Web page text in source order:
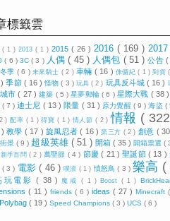
標籤雲
( 1 )2013( 1 )2015( 26 ) 2016( 169 ) 2017
( 6 ) 3C( 3 ) 人偶( 45 ) 人偶包 ( 51 )公告 (
冬季( 6 )未來騎士 ( 2 ) 車輛 ( 16 ) 侏儸紀( 1 )到貨
)季節 ( 16 )怪物( 3 ) 玩具( 2 ) 玩具反斗城( 16 )
城市( 27 ) 建築 ( 5 )星夢郵輪( 6 ) 星際大戰 ( 38
( 7 )迪士尼 ( 13 )限量 ( 31 ) 原力覺醒 ( 9 )海盜 (
) 配率 ( 1 )得寶( 1 ) 情人節( 2 )情報 (
)教學 ( 17 ) 旋風忍者( 16 )第三方 ( 2 ) 創意 (
街景( 9 ) 超級英雄 ( 51 ) 開箱 ( 35 )開箱票選(
新手百問( 2 ) 萬聖節 ( 4 ) 節慶( 21 )聖誕節( 13 )
( 3 ) 電影( 46 )噗浪 ( 1 ) 憤怒鳥( 3 )樂高 (
玩電影( 38 ) 魔戒( 1 ) Boost ( 1 )
( 11 ) friends ( 6 ) ideas ( 27 ) Minecraft
Polybag( 19 )Speed Champions( 3 )UCS( 6 )